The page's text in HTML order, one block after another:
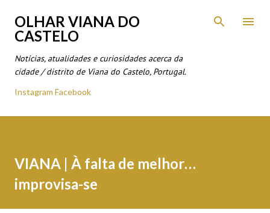
Avançar para o conteúdo principal
OLHAR VIANA DO
CASTELO
Notícias, atualidades e curiosidades acerca da
cidade / distrito de Viana do Castelo, Portugal.
Instagram Facebook
VIANA | À falta de melhor…
improvisa-se